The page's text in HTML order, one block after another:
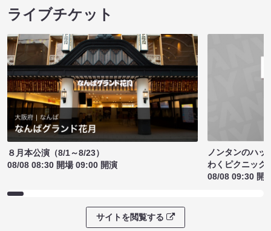
ライブチケット
８月本公演（8/1～8/23）
08/08 08:30 開場 09:00 開演
ノンタンのハッ
わくピクニック
08/08 09:30 開
サイトを閲覧する